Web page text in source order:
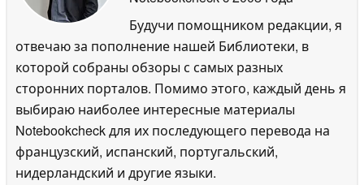
Будучи помощником редакции, я
отвечаю за пополнение нашей Библиотеки, в
которой собраны обзоры с самых разных
сторонних порталов. Помимо этого, каждый день я
выбираю наиболее интересные материалы
Notebookcheck для их последующего перевода на
французский, испанский, португальский,
нидерландский и другие языки.